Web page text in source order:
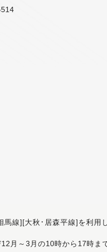
線][大秋･居森平線]を利用
月～3月の10時から17時ま